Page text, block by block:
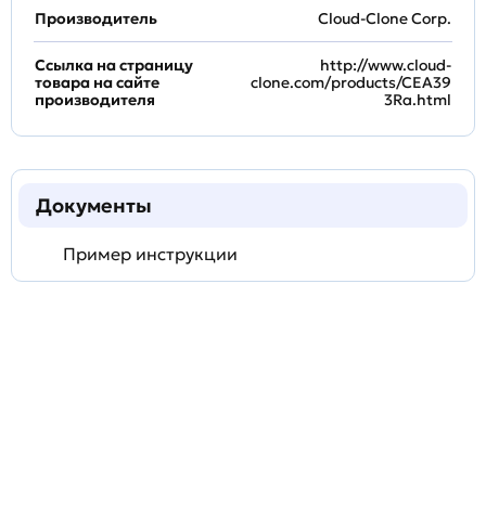
Производитель Cloud-Clone Corp.
Ссылка на страницу
товара на сайте
производителя
http://www.cloud-
clone.com/products/CEA39
3Ra.html
Документы
Пример инструкции